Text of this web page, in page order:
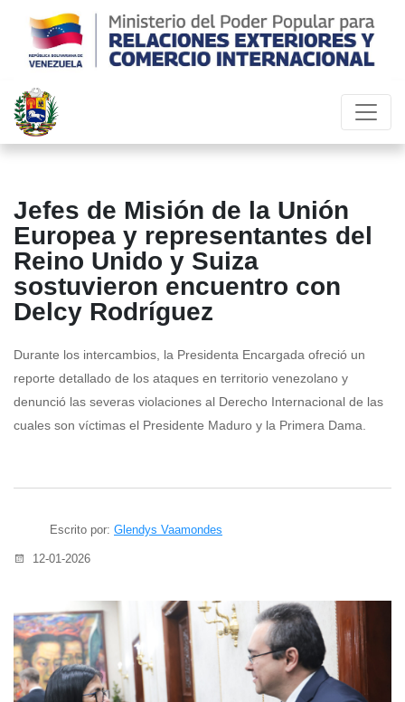
Jefes de Misión de la Unión
Europea y representantes del
Reino Unido y Suiza
sostuvieron encuentro con
Delcy Rodríguez
Durante los intercambios, la Presidenta Encargada ofreció un
reporte detallado de los ataques en territorio venezolano y
denunció las severas violaciones al Derecho Internacional de las
cuales son víctimas el Presidente Maduro y la Primera Dama.
Escrito por: Glendys Vaamondes
12-01-2026